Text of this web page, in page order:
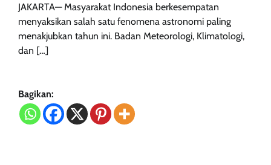
JAKARTA— Masyarakat Indonesia berkesempatan
menyaksikan salah satu fenomena astronomi paling
menakjubkan tahun ini. Badan Meteorologi, Klimatologi,
dan […]
Bagikan: